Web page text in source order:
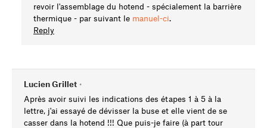
revoir l'assemblage du hotend - spécialement la barrière
thermique - par suivant le manuel-ci.
Reply
Lucien Grillet •
Après avoir suivi les indications des étapes 1 à 5 à la
lettre, j'ai essayé de dévisser la buse et elle vient de se
casser dans la hotend !!! Que puis-je faire (à part tour